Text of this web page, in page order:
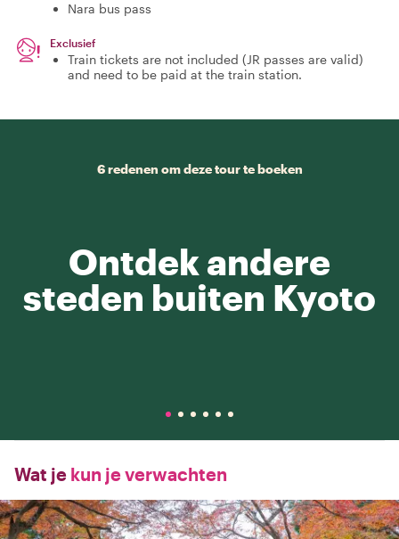
Nara bus pass
Exclusief
Train tickets are not included (JR passes are valid)
and need to be paid at the train station.
6 redenen om deze tour te boeken
Ontdek andere
steden buiten Kyoto
Wat je kun je verwachten